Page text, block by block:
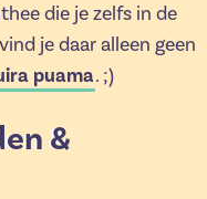
die je zelfs in de
je daar alleen geen
puama. ;)
&